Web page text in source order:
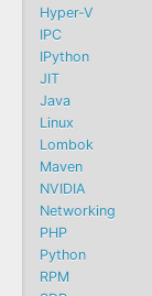
Hyper-V
IPC
IPython
JIT
Java
Linux
Lombok
Maven
NVIDIA
Networking
PHP
Python
RPM